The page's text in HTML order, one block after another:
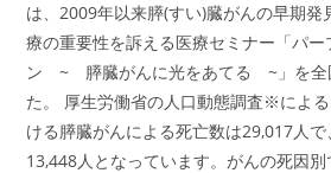
は、2009年以来膵(すい)臓がんの早期発
療の重要性を訴える医療セミナー「パ
ン ~ 膵臓がんに光をあてる ~」を全
た。 厚生労働省の人口動態調査※によ
ける膵臓がんによる死亡数は29,017人
13,448人となっています。がんの死因